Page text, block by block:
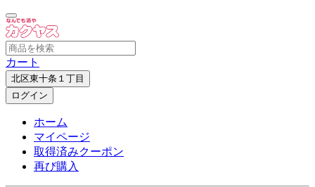
カート
北区東十条１丁目
ログイン
ホーム
マイページ
取得済みクーポン
再び購入